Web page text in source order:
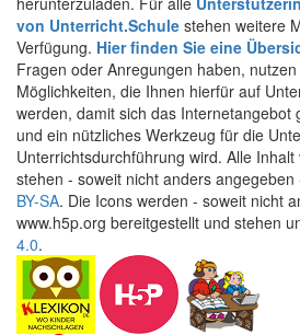
von Unterricht.Schule stehen weitere
Verfügung. Hier finden Sie eine
Fragen oder Anregungen haben,
Möglichkeiten, die Ihnen hierfür auf
werden, damit sich das Internetangebot
und ein nützliches Werkzeug für die
Unterrichtsdurchführung wird. Alle
stehen - soweit nicht anders
BY-SA. Die Icons werden - soweit nicht
www.h5p.org bereitgestellt und stehen
4.0.